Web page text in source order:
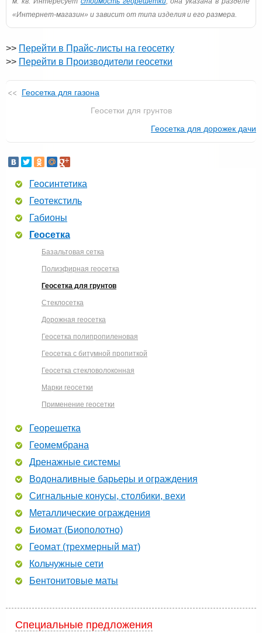
«Интернет-магазин» и зависит от типа изделия и его размера.
>> Перейти в Прайс-листы на геосетку
>> Перейти в Производители геосетки
Геосетка для газона
Геосетки для грунтов
Геосетка для дорожек дачи
Геосинтетика
Геотекстиль
Габионы
Геосетка
Базальтовая сетка
Полиэфирная геосетка
Геосетка для грунтов
Стеклосетка
Дорожная геосетка
Геосетка полипропиленовая
Геосетка с битумной пропиткой
Геосетка стекловолоконная
Марки геосетки
Применение геосетки
Георешетка
Геомембрана
Дренажные системы
Водоналивные барьеры и ограждения
Сигнальные конусы, столбики, вехи
Металлические ограждения
Биомат (Биополотно)
Геомат (трехмерный мат)
Кольчужные сети
Бентонитовые маты
Специальные предложения